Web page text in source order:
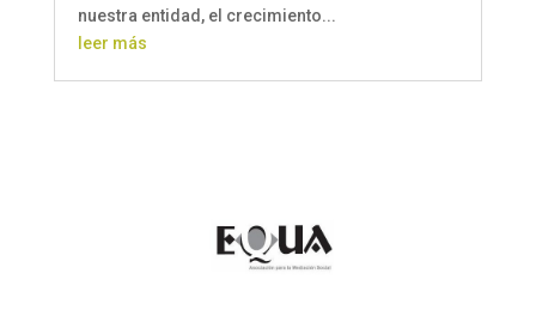
nuestra entidad, el crecimiento...
leer más